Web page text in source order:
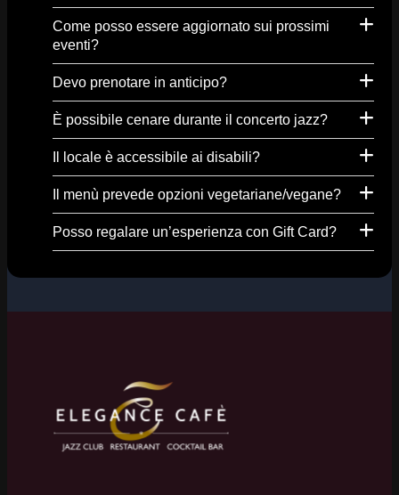
Come posso essere aggiornato sui prossimi
eventi?
Devo prenotare in anticipo?
È possibile cenare durante il concerto jazz?
Il locale è accessibile ai disabili?
Il menù prevede opzioni vegetariane/vegane?
Posso regalare un’esperienza con Gift Card?